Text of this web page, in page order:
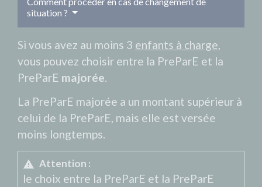
situation ?
Si vous avez au moins 3 enfants à charge,
vous pouvez choisir entre la PreParE et la
PreParE majorée.
La PreParE majorée a un montant supérieur à
celui de la PreParE, mais elle est versée
moins longtemps.
warning Attention :
le choix entre la PreParE et la PreParE